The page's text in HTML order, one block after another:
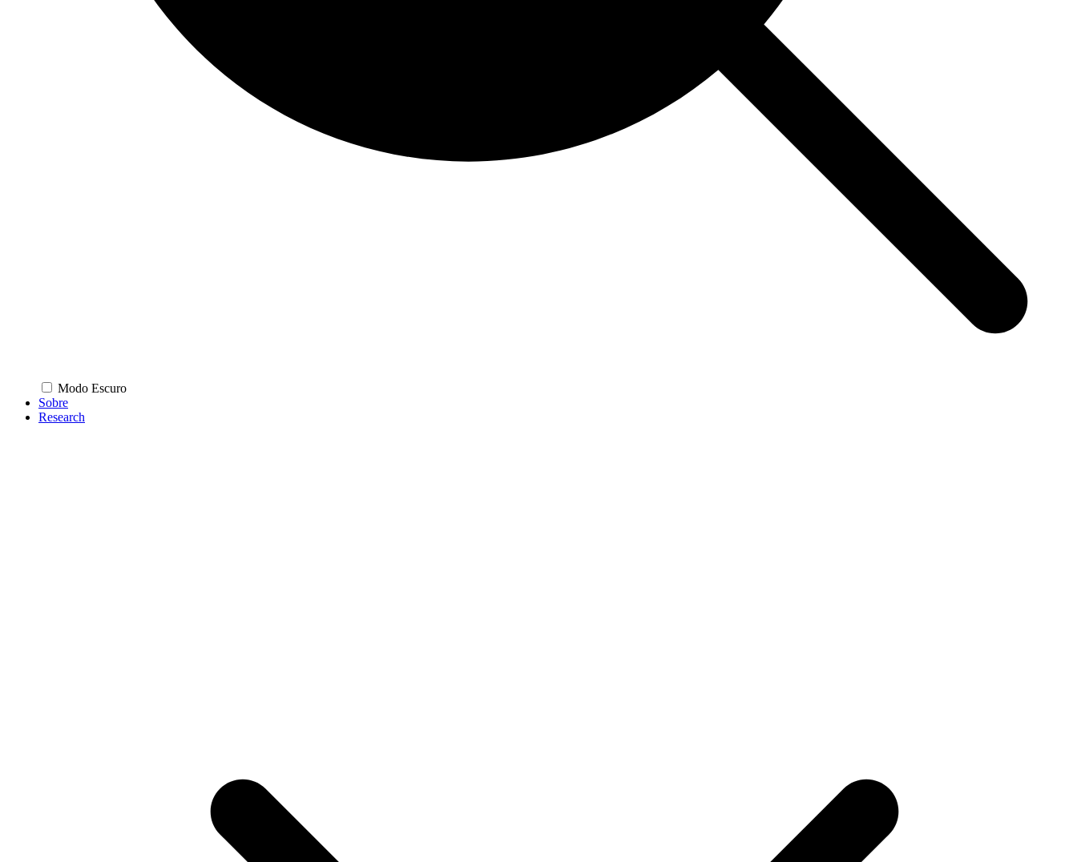
Modo Escuro
Sobre
Research